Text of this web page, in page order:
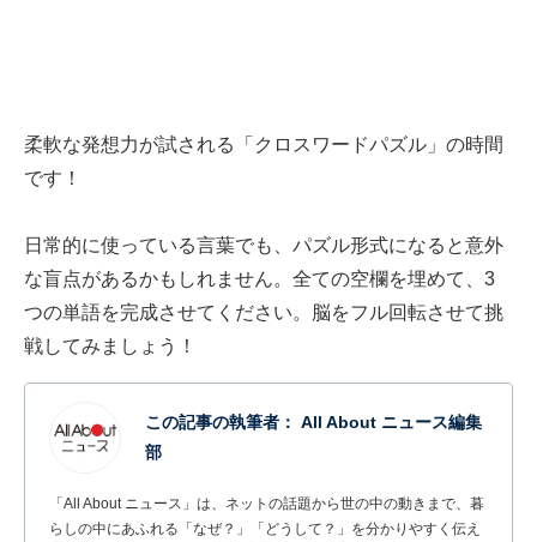
柔軟な発想力が試される「クロスワードパズル」の時間
です！
日常的に使っている言葉でも、パズル形式になると意外
な盲点があるかもしれません。全ての空欄を埋めて、3
つの単語を完成させてください。脳をフル回転させて挑
戦してみましょう！
この記事の執筆者： All About ニュース編集
部
「All About ニュース」は、ネットの話題から世の中の動きまで、暮
らしの中にあふれる「なぜ？」「どうして？」を分かりやすく伝え